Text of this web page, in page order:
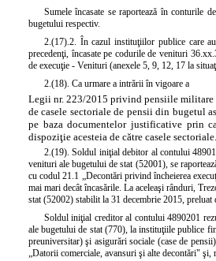
Sumele încasate se raportează în conturile
bugetului respectiv.
2.(17).2. În cazul instituţiilor publice care
precedenţi, încasate pe codurile de venituri
de execuţie - Venituri (anexele 5, 9, 12, 17 la
2.(18). Ca urmare a intrării în vigoare a
Legii nr. 223/2015 privind pensiile militare
de casele sectoriale de pensii din bugetul
pe baza documentelor justificative prin
dispoziţie acesteia de către casele sectoriale.
2.(19). Soldul iniţial debitor al contului
venituri ale bugetului de stat (52001), se
cu codul 21.1 „Decontări privind încheierea
mai mari decât încasările. La aceleaşi rânduri,
stat (52002) stabilit la 31 decembrie 2015,
Soldul iniţial creditor al contului 4890201
ale bugetului de stat (770), la instituţiile publice
preuniversitar) şi asigurări sociale (case de
„Datorii comerciale, avansuri şi alte decontări"